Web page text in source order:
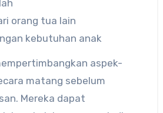
orang tua lain
kebutuhan anak
aspek-
matang sebelum
Mereka dapat